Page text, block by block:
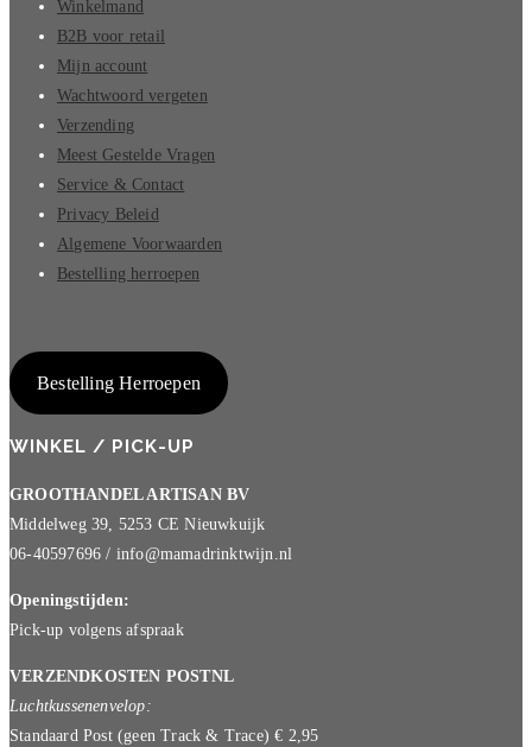
Winkelmand
B2B voor retail
Mijn account
Wachtwoord vergeten
Verzending
Meest Gestelde Vragen
Service & Contact
Privacy Beleid
Algemene Voorwaarden
Bestelling herroepen
Bestelling Herroepen
WINKEL / PICK-UP
GROOTHANDEL ARTISAN BV
Middelweg 39, 5253 CE Nieuwkuijk
06-40597696 / info@mamadrinktwijn.nl
Openingstijden:
Pick-up volgens afspraak
VERZENDKOSTEN POSTNL
Luchtkussenenvelop:
Standaard Post (geen Track & Trace) € 2,95